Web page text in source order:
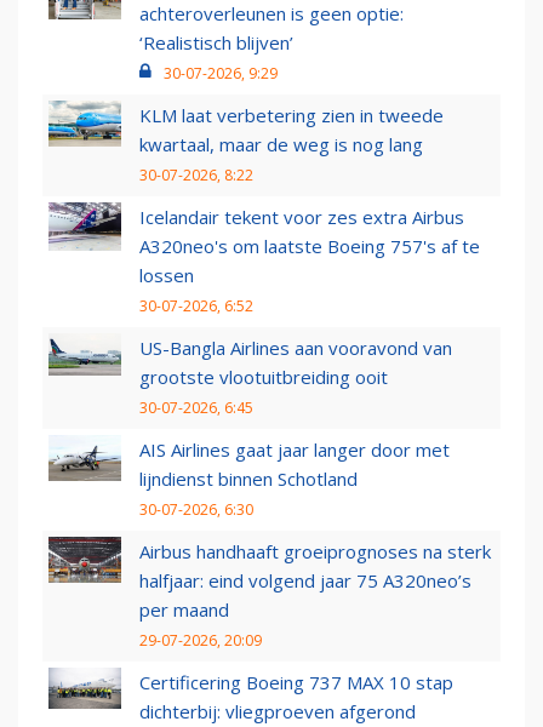
achteroverleunen is geen optie:
‘Realistisch blijven’
30-07-2026, 9:29
KLM laat verbetering zien in tweede
kwartaal, maar de weg is nog lang
30-07-2026, 8:22
Icelandair tekent voor zes extra Airbus
A320neo's om laatste Boeing 757's af te
lossen
30-07-2026, 6:52
US-Bangla Airlines aan vooravond van
grootste vlootuitbreiding ooit
30-07-2026, 6:45
AIS Airlines gaat jaar langer door met
lijndienst binnen Schotland
30-07-2026, 6:30
Airbus handhaaft groeiprognoses na sterk
halfjaar: eind volgend jaar 75 A320neo’s
per maand
29-07-2026, 20:09
Certificering Boeing 737 MAX 10 stap
dichterbij: vliegproeven afgerond